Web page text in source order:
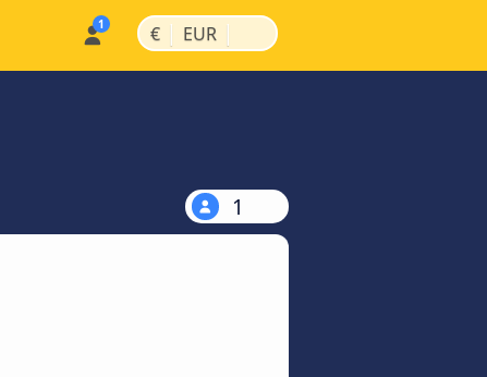
€ | EUR |
1